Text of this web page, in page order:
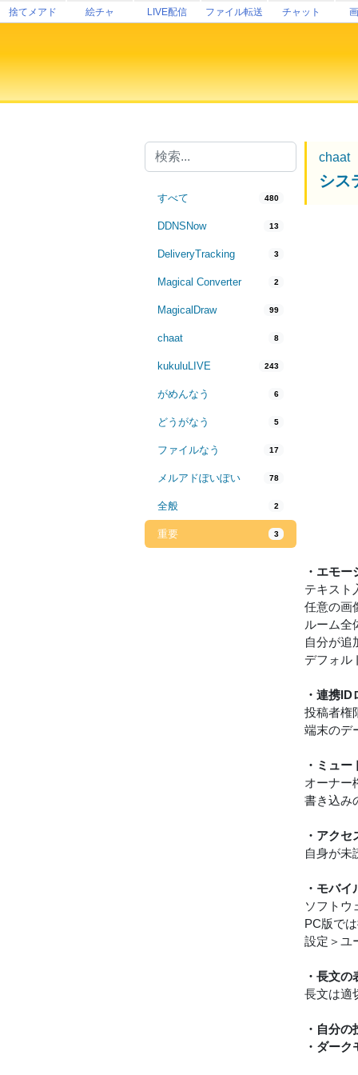
捨てメアド 絵チャ LIVE配信 ファイル転送 チャット
すべて 480
DDNSNow 13
DeliveryTracking 3
Magical Converter 2
MagicalDraw 99
chaat 8
kukuluLIVE 243
がめんなう 6
どうがなう 5
ファイルなう 17
メルアドぽいぽい 78
全般 2
重要 3
chaat
シス
・エモ
テキスト
任意の画
ルーム全
自分が追
デフォル
・連携
投稿者権
端末のデ
・ミュ
オーナー
書き込み
・アク
自身が未
・モバ
ソフトウ
PC版で
設定＞ユ
・長文
長文は適
・自分
・ダー